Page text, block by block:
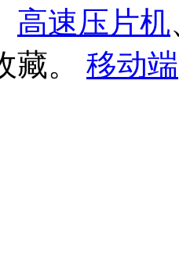
高速压片机
藏。 移动端